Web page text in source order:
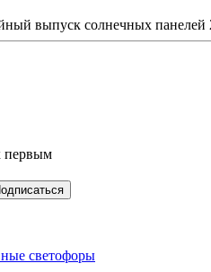
выпуск солнечных панелей
первым
светофоры